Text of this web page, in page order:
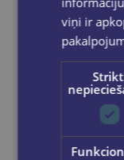
viņi ir